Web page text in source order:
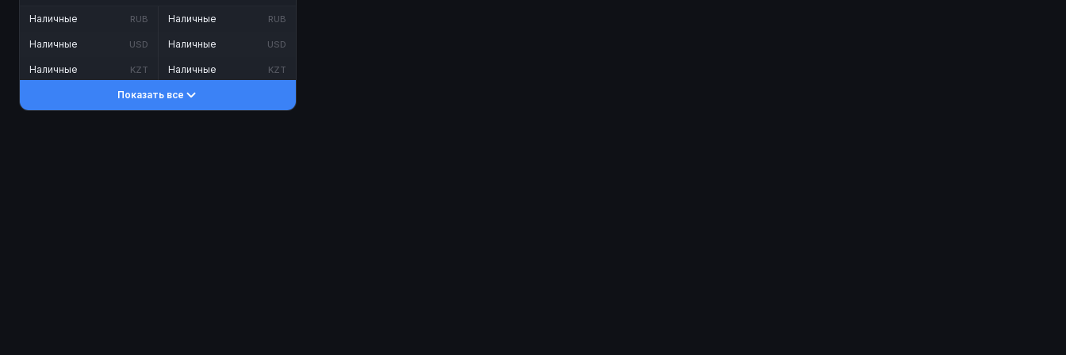
Наличные RUB
Наличные USD
Наличные KZT
Наличные RUB
Наличные USD
Наличные KZT
Показать все